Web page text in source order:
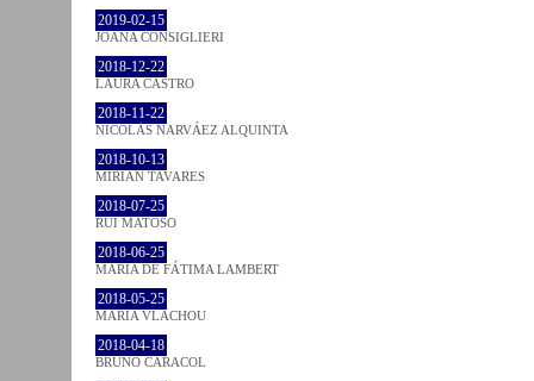
2019-02-15
JOANA CONSIGLIERI
2018-12-22
LAURA CASTRO
2018-11-22
NICOLÁS NARVÁEZ ALQUINTA
2018-10-13
MIRIAN TAVARES
2018-07-25
RUI MATOSO
2018-06-25
MARIA DE FÁTIMA LAMBERT
2018-05-25
MARIA VLACHOU
2018-04-18
BRUNO CARACOL